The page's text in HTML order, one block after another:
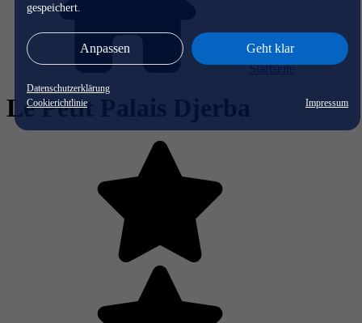
gespeichert.
Anpassen Geht klar
Datenschutzerklärung
Cookierichtlinie
Impressum
Startseite
Le Petit Palais Djerba